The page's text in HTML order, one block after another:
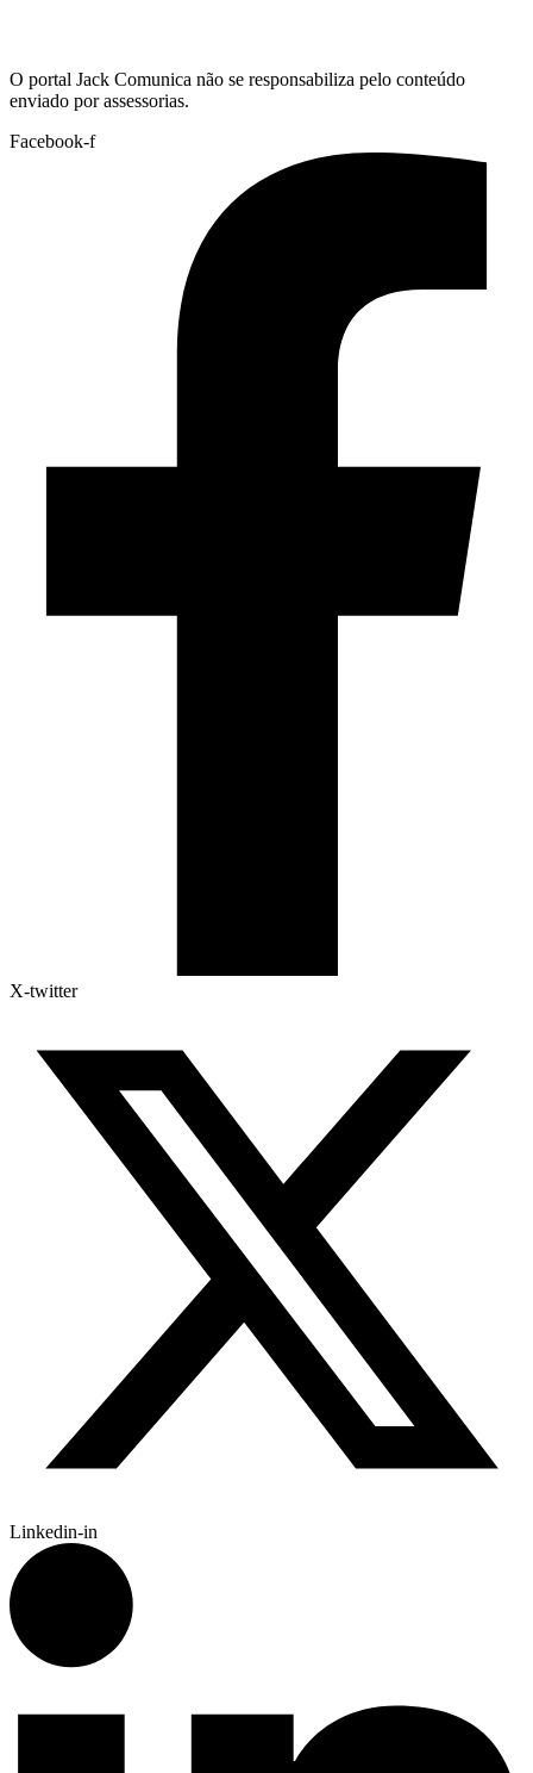
O portal Jack Comunica não se responsabiliza pelo conteúdo
enviado por assessorias.
Facebook-f
X-twitter
Linkedin-in